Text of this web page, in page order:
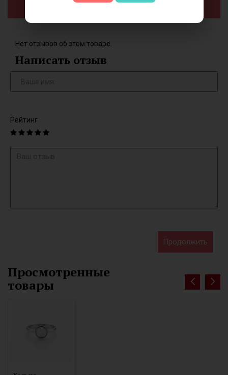
Нет отзывов об этом товаре.
Написать отзыв
Рейтинг
Продолжить
Просмотренные
товары